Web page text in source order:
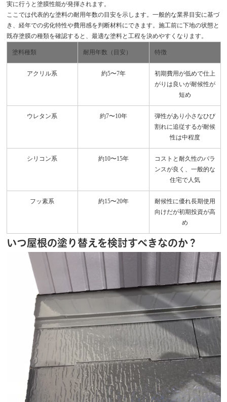
実に行うと塗膜性能が発揮されます。
ここでは代表的な塗料の耐用年数の目安を示します。一般的な業界目安に基づ
き、経年での劣化特性や費用感を判断材料にできます。施工前に下地の状態と
既存塗膜の種類を確認すると、最適な塗料と工程を決めやすくなります。
塗料種類 耐用年数（目安） 特徴
アクリル系 約5〜7年
初期費用が低めで仕上
がりは良いが耐候性が
短め
ウレタン系 約7〜10年
弾性があり小さなひび
割れに追従するが耐候
性は中程度
シリコン系 約10〜15年
コストと耐久性のバラ
ンスが良く、一般的な
住宅で人気
フッ素系 約15〜20年
耐候性に優れ長期使用
向けだが初期投資が高
め
いつ屋根の塗り替えを検討すべきなのか？